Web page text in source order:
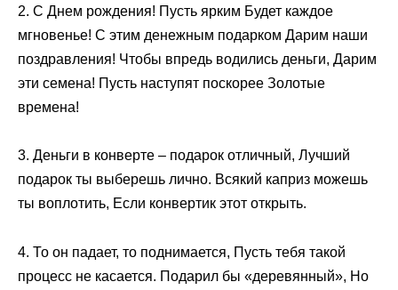
2. С Днем рождения! Пусть ярким Будет каждое
мгновенье! С этим денежным подарком Дарим наши
поздравления! Чтобы впредь водились деньги, Дарим
эти семена! Пусть наступят поскорее Золотые
времена!
3. Деньги в конверте – подарок отличный, Лучший
подарок ты выберешь лично. Всякий каприз можешь
ты воплотить, Если конвертик этот открыть.
4. То он падает, то поднимается, Пусть тебя такой
процесс не касается. Подарил бы «деревянный», Но